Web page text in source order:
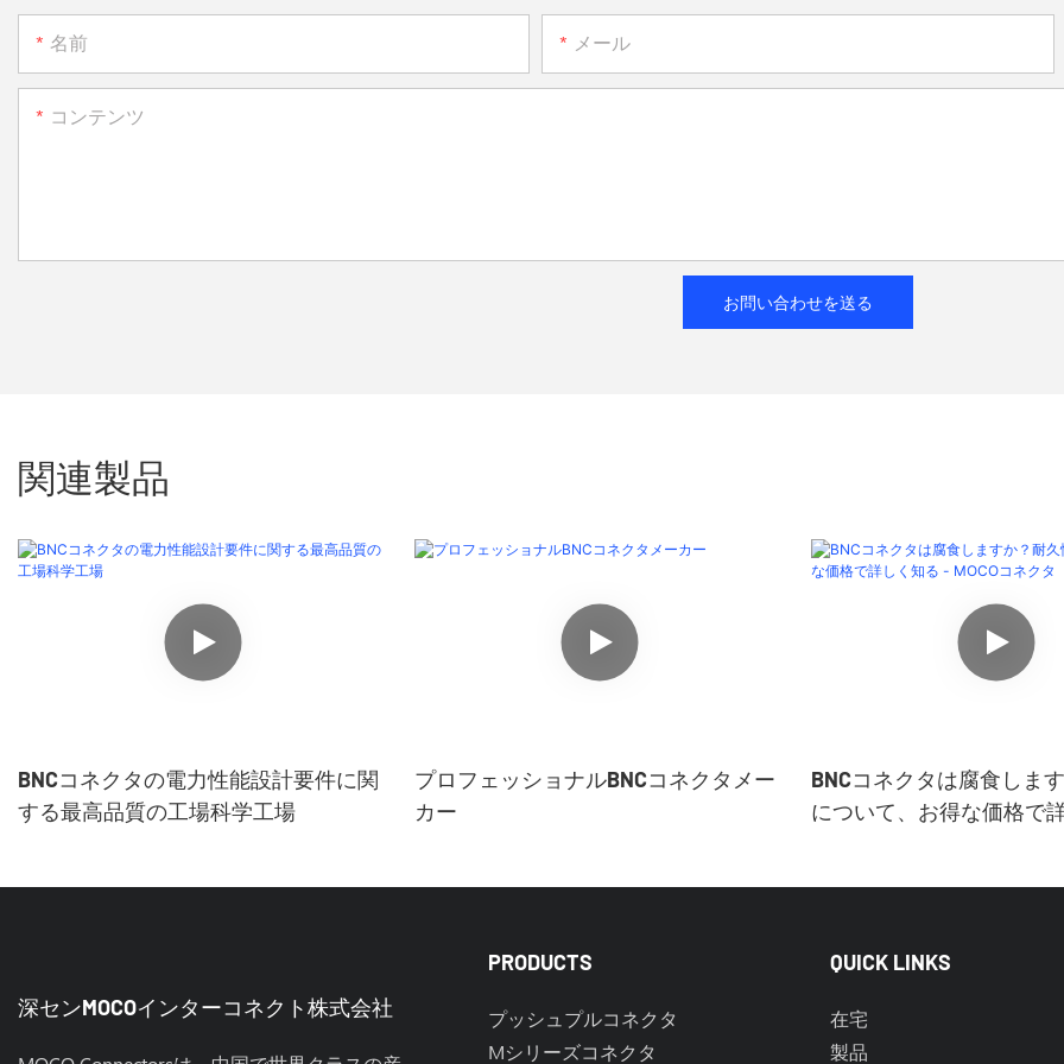
名前 メール
コンテンツ
お問い合わせを送る
関連製品
BNCコネクタの電力性能設計要件に関
する最高品質の工場科学工場
プロフェッショナルBNCコネクタメー
カー
BNCコネクタは腐食しま
について、お得な価格で
深センMOCOインターコネクト株式会社
PRODUCTS
プッシュプルコネクタ
Mシリーズコネクタ
QUICK LINKS
在宅
製品